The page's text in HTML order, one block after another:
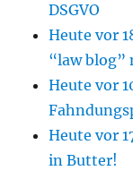
DSGVO
Heute vor
“law blog”
Heute vor
Heute vor
in Butter!